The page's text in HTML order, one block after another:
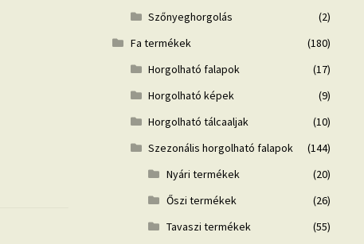
Szőnyeghorgolás
(2)
Fa termékek
(180)
Horgolható falapok
(17)
Horgolható képek
(9)
Horgolható tálcaaljak
(10)
Szezonális horgolható falapok
(144)
Nyári termékek
(20)
Őszi termékek
(26)
Tavaszi termékek
(55)